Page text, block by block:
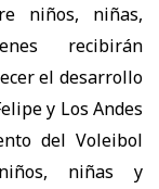
niños, niñas,
recibirán
el desarrollo
y Los Andes
del Voleibol
niñas y